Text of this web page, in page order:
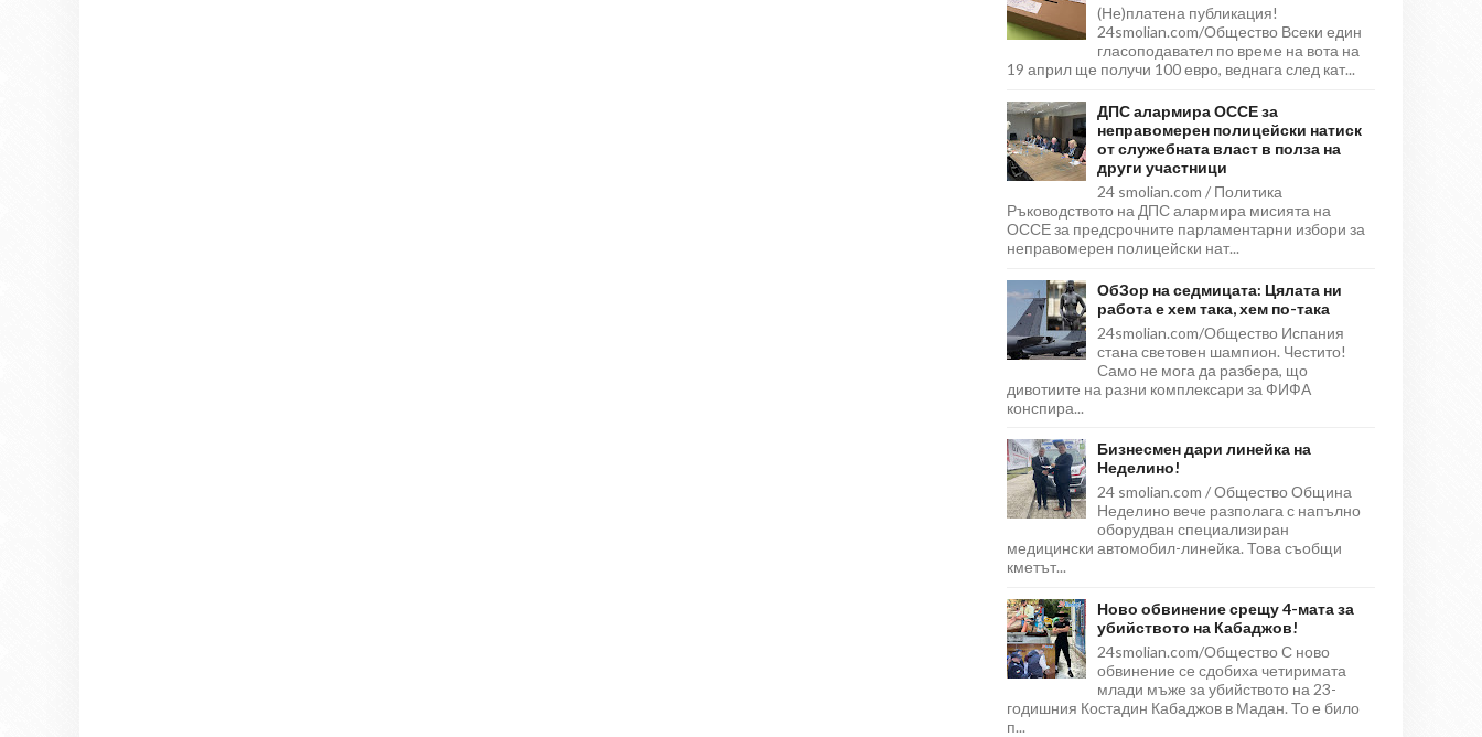
(Не)платена публикация!
24smolian.com/Общество Всеки един
гласоподавател по време на вота на
19 април ще получи 100 евро, веднага след кат...
ДПС алармира ОССЕ за
неправомерен полицейски натиск
от служебната власт в полза на
други участници
24 smolian.com / Политика
Ръководството на ДПС алармира мисията на
ОССЕ за предсрочните парламентарни избори за
неправомерен полицейски нат...
ОбЗор на седмицата: Цялата ни
работа е хем така, хем по-така
24smolian.com/Общество Испания
стана световен шампион. Честито!
Само не мога да разбера, що
дивотиите на разни комплексари за ФИФА
конспира...
Бизнесмен дари линейка на
Неделино!
24 smolian.com / Общество Община
Неделино вече разполага с напълно
оборудван специализиран
медицински автомобил-линейка. Това съобщи
кметът...
Ново обвинение срещу 4-мата за
убийството на Кабаджов!
24smolian.com/Общество С ново
обвинение се сдобиха четиримата
млади мъже за убийството на 23-
годишния Костадин Кабаджов в Мадан. То е било
п...